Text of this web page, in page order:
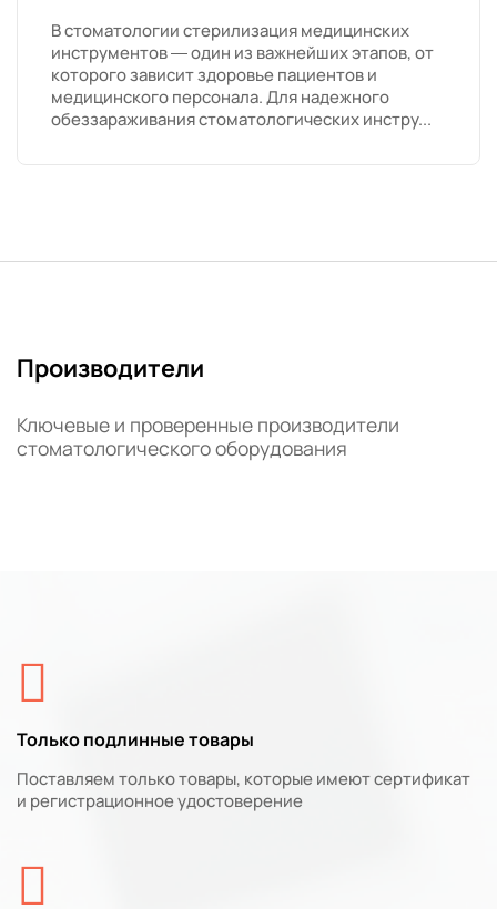
В стоматологии стерилизация медицинских
инструментов — один из важнейших этапов, от
которого зависит здоровье пациентов и
медицинского персонала. Для надежного
обеззараживания стоматологических инстру...
Производители
Ключевые и проверенные производители
стоматологического оборудования
Только подлинные товары
Поставляем только товары, которые имеют сертификат
и регистрационное удостоверение